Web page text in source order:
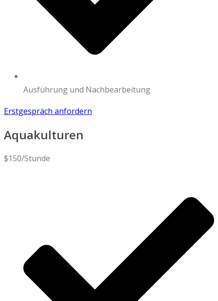
Ausführung und Nachbearbeitung
Erstgespräch anfordern
Aquakulturen
$150/Stunde